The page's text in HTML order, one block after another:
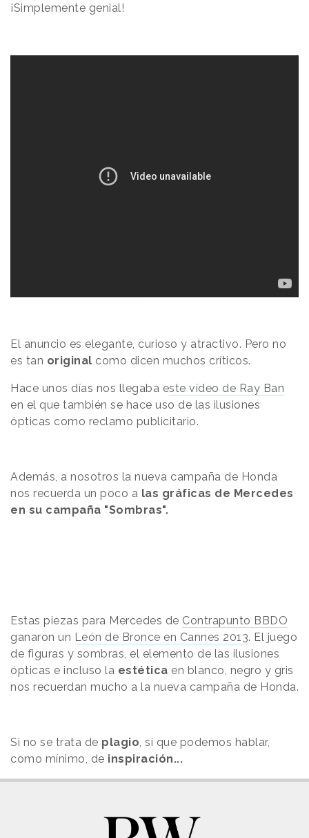
¡Simplemente genial!
El anuncio es elegante, curioso y atractivo. Pero no
es tan original como dicen muchos críticos.
Hace unos días nos llegaba este vídeo de Ray Ban
en el que también se hace uso de las ilusiones
ópticas como reclamo publicitario.
Además, a nosotros la nueva campaña de Honda
nos recuerda un poco a las gráficas de Mercedes
en su campaña "Sombras".
Estas piezas para Mercedes de Contrapunto BBDO
ganaron un León de Bronce en Cannes 2013. El juego
de figuras y sombras, el elemento de las ilusiones
ópticas e incluso la estética en blanco, negro y gris
nos recuerdan mucho a la nueva campaña de Honda.
Si no se trata de plagio , sí que podemos hablar,
como mínimo, de inspiración...